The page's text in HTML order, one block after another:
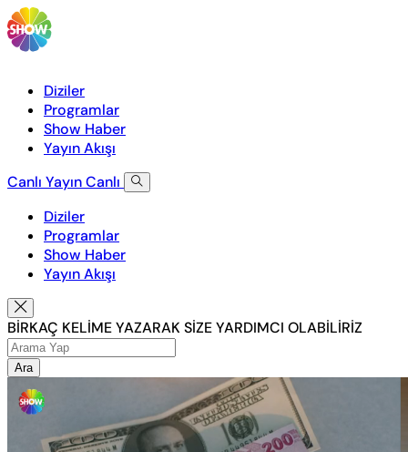
Diziler
Programlar
Show Haber
Yayın Akışı
Canlı YayınCanlı
Diziler
Programlar
Show Haber
Yayın Akışı
BİRKAÇ KELİME YAZARAK SİZE YARDIMCI OLABİLİRİZ
Ara